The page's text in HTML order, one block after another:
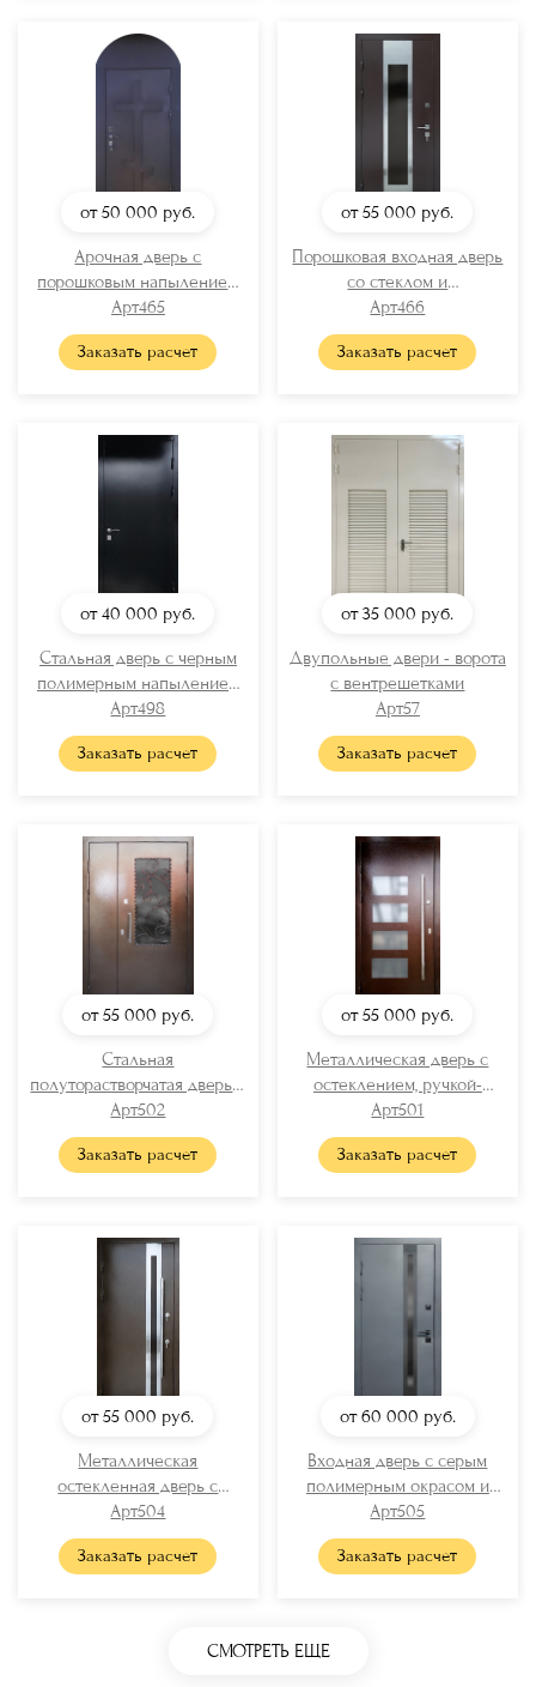
от 50 000 руб.
Арочная дверь с
порошковым напылением
для храма
Арт465
Заказать расчет
от 55 000 руб.
Порошковая входная дверь
со стеклом и
хромированными вставками
Арт466
Заказать расчет
от 40 000 руб.
Стальная дверь с черным
полимерным напылением
«шагрень»
Арт498
Заказать расчет
от 35 000 руб.
Двупольные двери - ворота
с вентрешетками
Арт57
Заказать расчет
от 55 000 руб.
Стальная
полуторастворчатая дверь с
порошковым напылением
(стекло + решетка)
Арт502
Заказать расчет
от 55 000 руб.
Металлическая дверь с
остеклением, ручкой-
рейлингом и порошковой
покраской «антик»
Арт501
Заказать расчет
от 55 000 руб.
Металлическая
остекленная дверь с
полимерным окрашиванием
(вставки хром + длинная
ручка)
Арт504
Заказать расчет
от 60 000 руб.
Входная дверь с серым
полимерным окрасом и
узким стеклом
Арт505
Заказать расчет
СМОТРЕТЬ ЕЩЕ